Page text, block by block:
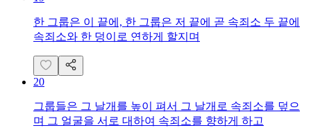
한 그룹은 이 끝에, 한 그룹은 저 끝에 곧 속죄소 두 끝에
속죄소와 한 덩이로 연하게 할지며
20
그룹들은 그 날개를 높이 펴서 그 날개로 속죄소를 덮으
며 그 얼굴을 서로 대하여 속죄소를 향하게 하고